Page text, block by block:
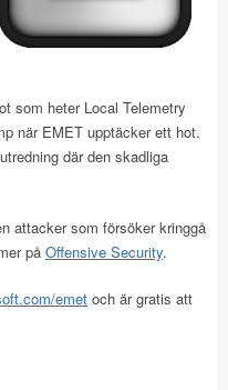
som heter Local Telemetry
när EMET upptäcker ett hot.
där den skadliga
attacker som försöker kringgå
på Offensive Security.
emet och är gratis att